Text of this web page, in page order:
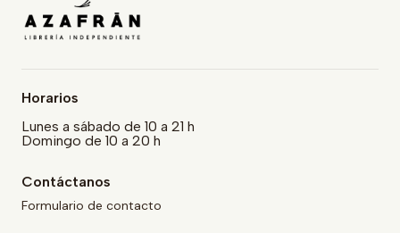
Horarios
Lunes a sábado de 10 a 21 h
Domingo de 10 a 20 h
Contáctanos
Formulario de contacto